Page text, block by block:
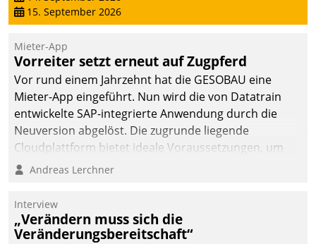
15. September 2026
Mieter-App
Vorreiter setzt erneut auf Zugpferd
Vor rund einem Jahrzehnt hat die GESOBAU eine
Mieter-App eingeführt. Nun wird die von Datatrain
entwickelte SAP-integrierte Anwendung durch die
Neuversion abgelöst. Die zugrunde liegende
Cloudplattform bietet ideale Voraussetzungen, um
die Funktionalität der App zu erweitern und weitere
integrieren.
Andreas Lerchner
Interview
„Verändern muss sich die
Veränderungsbereitschaft“